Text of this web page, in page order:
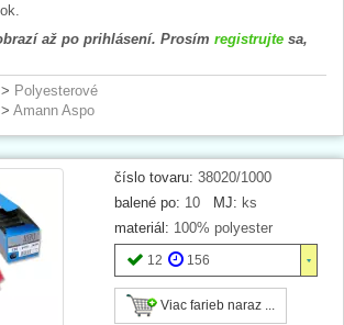
až po prihlásení. Prosím registrujte sa,
> Polyesterové
> Amann Aspo
číslo tovaru: 38020/1000
balené po: 10 MJ: ks
materiál: 100% polyester
12 156
Viac farieb naraz ...